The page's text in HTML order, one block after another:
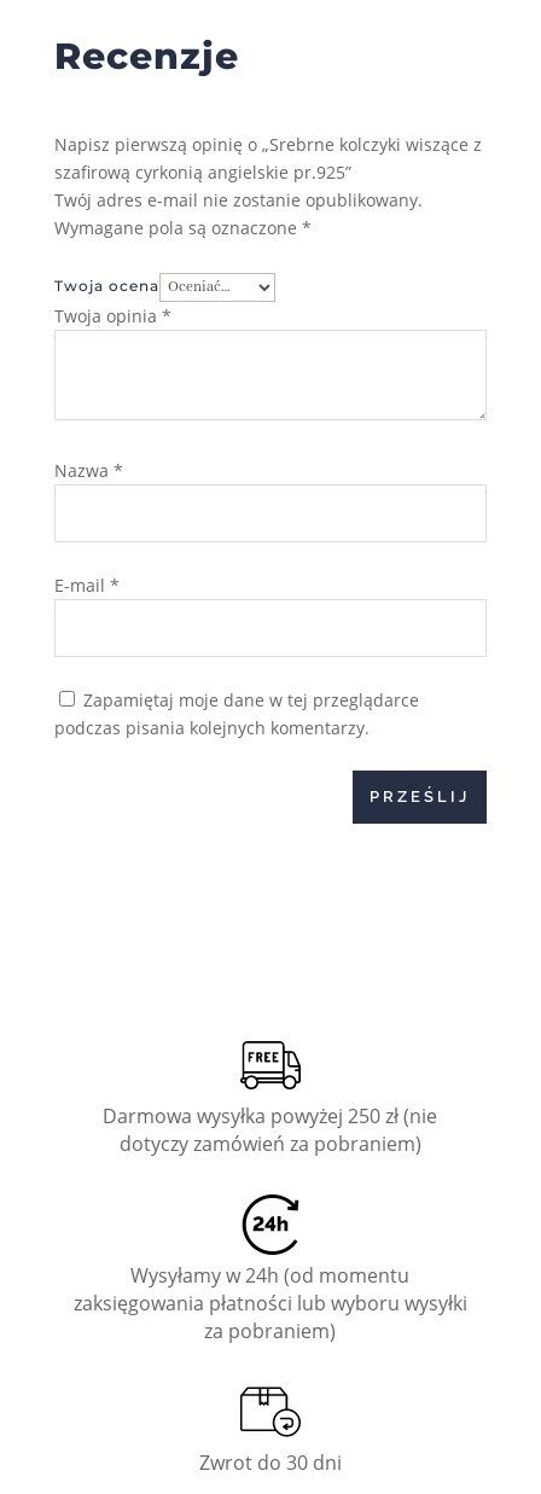
Recenzje
Napisz pierwszą opinię o „Srebrne kolczyki wiszące z
szafirową cyrkonią angielskie pr.925”
Twój adres e-mail nie zostanie opublikowany.
Wymagane pola są oznaczone *
Twoja ocena
Twoja opinia *
Nazwa *
E-mail *
Zapamiętaj moje dane w tej przeglądarce
podczas pisania kolejnych komentarzy.
PRZEŚLIJ
Darmowa wysyłka powyżej 250 zł (nie
dotyczy zamówień za pobraniem)
Wysyłamy w 24h (od momentu
zaksięgowania płatności lub wyboru wysyłki
za pobraniem)
Zwrot do 30 dni